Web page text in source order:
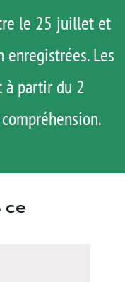
le 25 juillet et
Les
à partir du 2
Menu
les Évènements
ce